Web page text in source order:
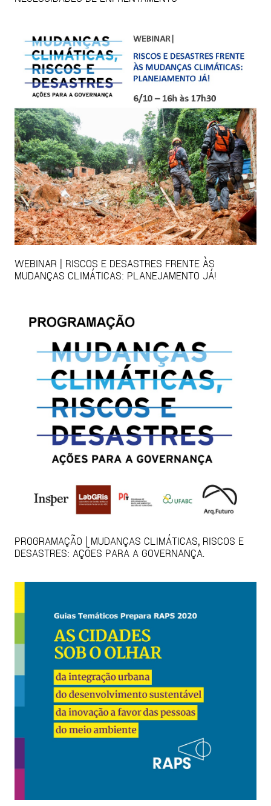
WEBINAR | RISCOS E DESASTRES FRENTE ÀS
MUDANÇAS CLIMÁTICAS: PLANEJAMENTO JÁ!
PROGRAMAÇÃO | MUDANÇAS CLIMÁTICAS, RISCOS E
DESASTRES: AÇÕES PARA A GOVERNANÇA.